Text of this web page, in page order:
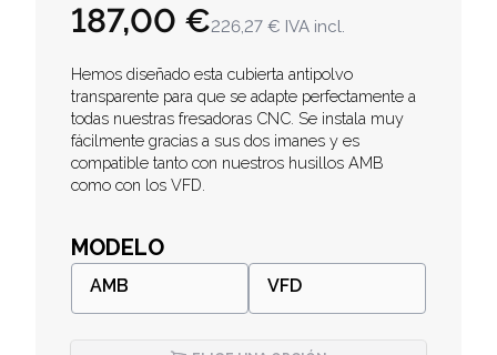
187,00 €226,27 € IVA incl.
Description
Hemos diseñado esta cubierta antipolvo
transparente para que se adapte perfectamente a
todas nuestras fresadoras CNC. Se instala muy
fácilmente gracias a sus dos imanes y es
compatible tanto con nuestros husillos AMB
como con los VFD.
MODELO
AMB VFD